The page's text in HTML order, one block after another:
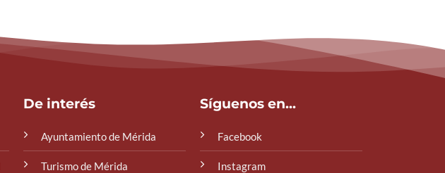
De interés
Ayuntamiento de Mérida
Turismo de Mérida
Síguenos en...
Facebook
Instagram